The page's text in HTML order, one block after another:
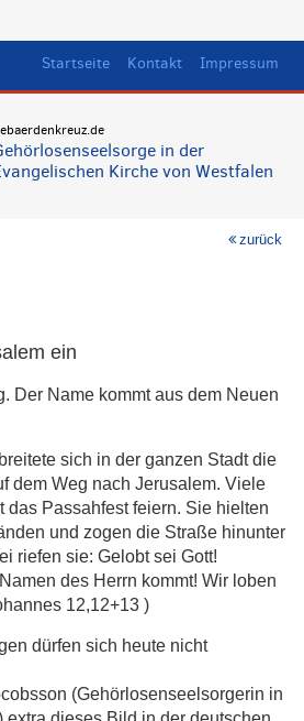
Startseite Kontakt Impressum
in der
Kirche von Westfalen
zurück
ein
Der Name kommt aus dem Neuen
sich in der ganzen Stadt die
dem Weg nach Jerusalem. Viele
das Passahfest feiern. Sie hielten
und zogen die Straße hinunter
riefen sie: Gelobt sei Gott!
des Herrn kommt! Wir loben
12,12+13 )
dürfen sich heute nicht
(Gehörlosenseelsorgerin in